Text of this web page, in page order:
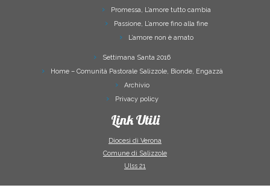
Promessa, L’amore tutto cambia
Passione, L’amore fino alla fine
L’amore non è amato
Settimana Santa 2016
Home – Comunità Pastorale Salizzole, Bionde, Engazzà
Archivio
Privacy policy
Link Utili
Diocesi di Verona
Comune di Salizzole
Ulss 21